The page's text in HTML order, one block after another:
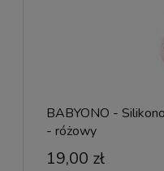
BABYONO -
- różowy
19,00 zł